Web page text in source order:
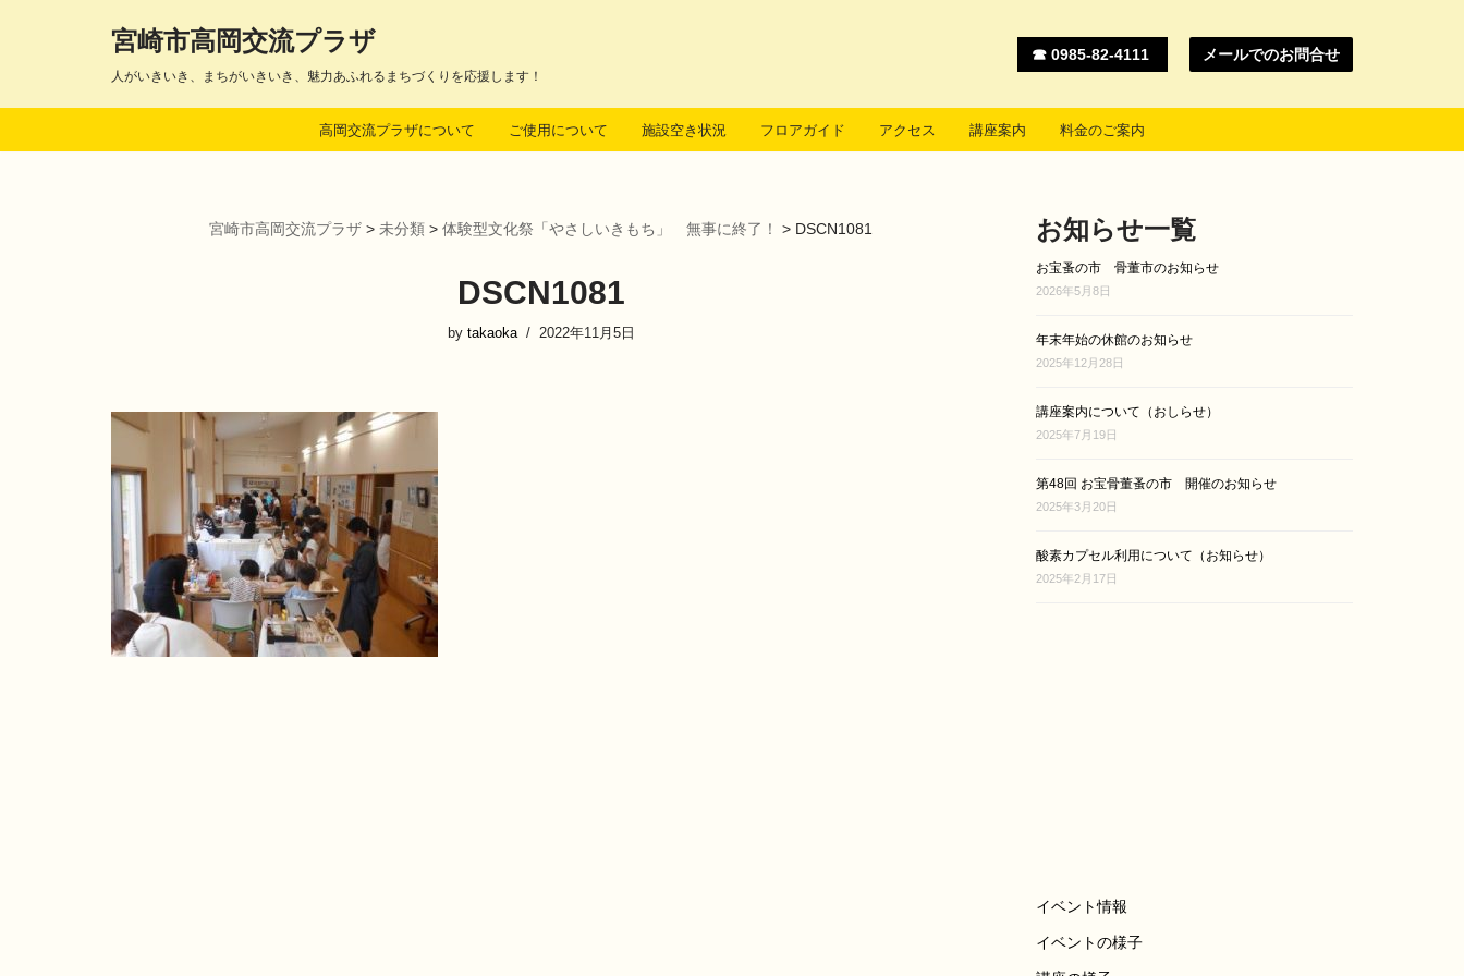
テ
宮崎市高岡交流プラザ
人がいきいき、まちがいきいき、魅力あふれるまちづくりを応援します！
☎ 0985-82-4111 メールでのお問合せ
高岡交流プラザについて ご使用について 施設空き状況 フロアガイド アクセス 講座案内 料金のご案内
宮崎市高岡交流プラザ > 未分類 > 体験型文化祭「やさしいきもち」 無事に終了！ > DSCN1081
DSCN1081
by takaoka 2022年11月5日
お知らせ一覧
お宝蚤の市 骨董市のお知らせ
2026年5月8日
年末年始の休館のお知らせ
2025年12月28日
講座案内について（おしらせ）
2025年7月19日
第48回 お宝骨董蚤の市 開催のお知らせ
2025年3月20日
酸素カプセル利用について（お知らせ）
2025年2月17日
イベント情報
イベントの様子